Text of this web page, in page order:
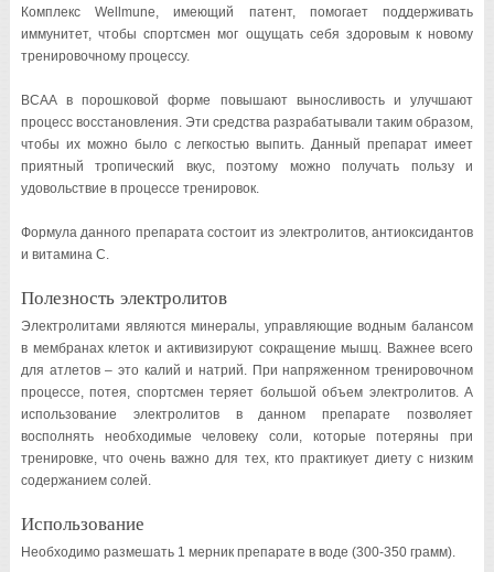
Комплекс Wellmune, имеющий патент, помогает поддерживать
иммунитет, чтобы спортсмен мог ощущать себя здоровым к новому
тренировочному процессу.
ВСАА в порошковой форме повышают выносливость и улучшают
процесс восстановления. Эти средства разрабатывали таким образом,
чтобы их можно было с легкостью выпить. Данный препарат имеет
приятный тропический вкус, поэтому можно получать пользу и
удовольствие в процессе тренировок.
Формула данного препарата состоит из электролитов, антиоксидантов
и витамина С.
Полезность электролитов
Электролитами являются минералы, управляющие водным балансом
в мембранах клеток и активизируют сокращение мышц. Важнее всего
для атлетов – это калий и натрий. При напряженном тренировочном
процессе, потея, спортсмен теряет большой объем электролитов. А
использование электролитов в данном препарате позволяет
восполнять необходимые человеку соли, которые потеряны при
тренировке, что очень важно для тех, кто практикует диету с низким
содержанием солей.
Использование
Необходимо размешать 1 мерник препарате в воде (300-350 грамм).